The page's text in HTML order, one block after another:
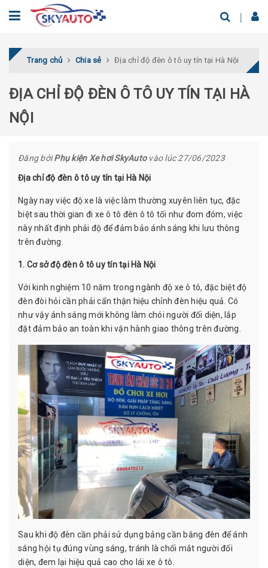
Trang chủ Chia sẻ Địa chỉ độ đèn ô tô uy tín tại Hà Nội
ĐỊA CHỈ ĐỘ ĐÈN Ô TÔ UY TÍN TẠI HÀ
NỘI
Đăng bởiPhụ kiện Xe hơi SkyAutovào lúc 27/06/2023
Địa chỉ độ đèn ô tô uy tín tại Hà Nội
Ngày nay việc độ xe là việc làm thường xuyên liên tục, đặc
biệt sau thời gian đi xe ô tô đèn ô tô tối như đom đóm, việc
này nhất định phải độ để đảm bảo ánh sáng khi lưu thông
trên đường.
1. Cơ sở độ đèn ô tô uy tín tại Hà Nội
Với kinh nghiệm 10 năm trong ngành độ xe ô tô, đặc biệt độ
đèn đòi hỏi cần phải cẩn thận hiệu chỉnh đèn hiệu quả. Có
như vậy ánh sáng mới không làm chói người đối diện, lắp
đặt đảm bảo an toàn khi vận hành giao thông trên đường.
Sau khi độ đèn cần phải sử dụng bảng cần bằng đèn để ánh
sáng hội tụ đúng vùng sáng, tránh là chối mắt người đối
diện, đem lại hiệu quả cao cho lái xe ô tô.